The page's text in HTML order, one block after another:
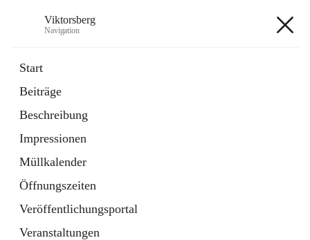
Viktorsberg
Navigation
Start
Beiträge
Beschreibung
Impressionen
Müllkalender
Öffnungszeiten
Veröffentlichungsportal
Veranstaltungen
1 Schnellzugriff
Bürgerservice
10 Schnellzugriffe